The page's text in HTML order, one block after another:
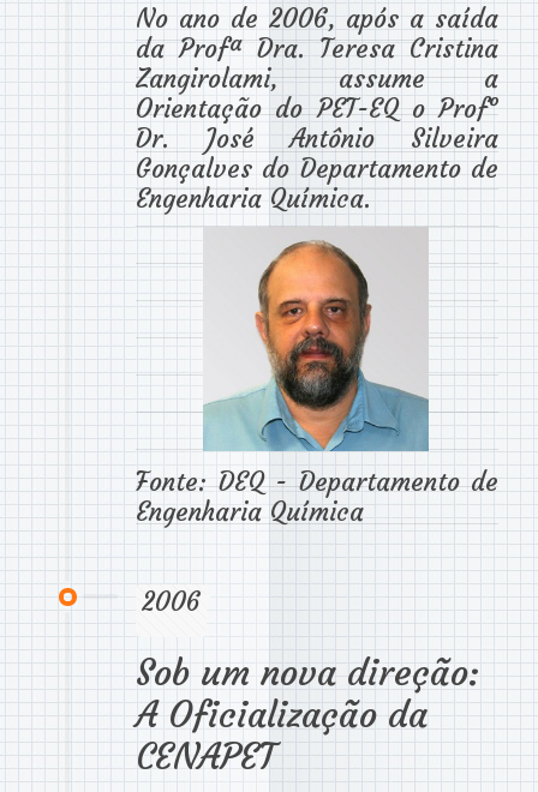
No ano de 2006, após a saída
da Profª Dra. Teresa Cristina
Zangirolami, assume a
Orientação do PET-EQ o Prof°
Dr. José Antônio Silveira
Gonçalves do Departamento de
Engenharia Química.
Fonte: DEQ - Departamento de
Engenharia Química
2006
Sob um nova direção:
A Oficialização da
CENAPET